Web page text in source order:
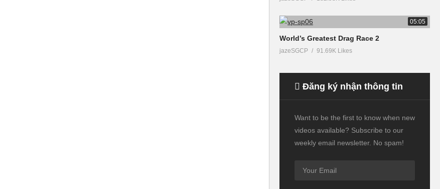
05:05
World’s Greatest Drag Race 2
jazeSGCP 91.69K Likes
Đăng ký nhận thông tin
Want to be the first to know when new
videos available? Subscribe to our
weekly email newsletter. No spam!